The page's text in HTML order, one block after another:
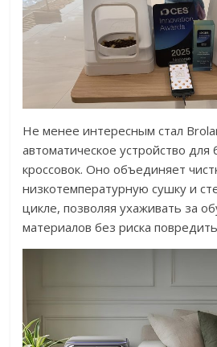
Не менее интересным стал
автоматическое устройство
кроссовок. Оно объединяет
низкотемпературную сушку и
цикле, позволяя ухаживать за
материалов без риска